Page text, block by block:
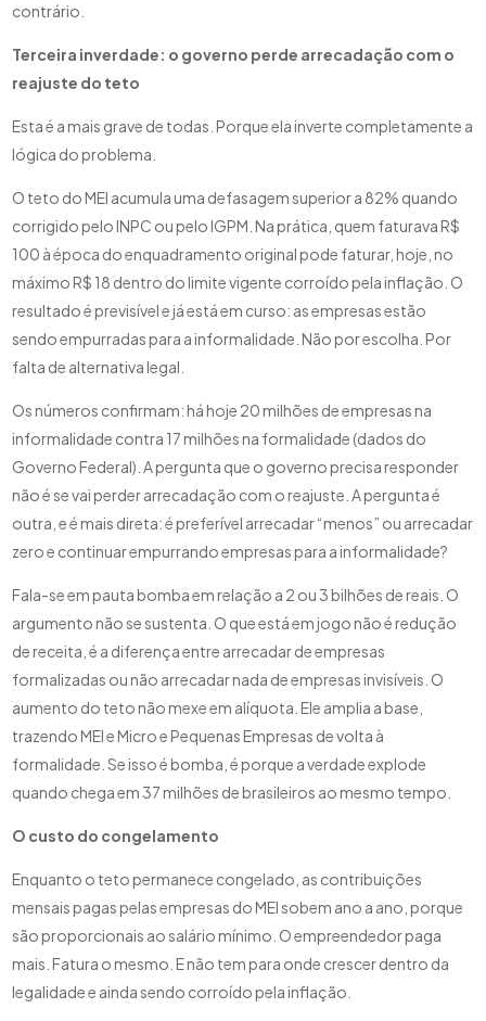
contrário.
Terceira inverdade: o governo perde arrecadação com o
reajuste do teto
Esta é a mais grave de todas. Porque ela inverte completamente a
lógica do problema.
O teto do MEI acumula uma defasagem superior a 82% quando
corrigido pelo INPC ou pelo IGPM. Na prática, quem faturava R$
100 à época do enquadramento original pode faturar, hoje, no
máximo R$ 18 dentro do limite vigente corroído pela inflação. O
resultado é previsível e já está em curso: as empresas estão
sendo empurradas para a informalidade. Não por escolha. Por
falta de alternativa legal.
Os números confirmam: há hoje 20 milhões de empresas na
informalidade contra 17 milhões na formalidade (dados do
Governo Federal). A pergunta que o governo precisa responder
não é se vai perder arrecadação com o reajuste. A pergunta é
outra, e é mais direta: é preferível arrecadar “menos” ou arrecadar
zero e continuar empurrando empresas para a informalidade?
Fala-se em pauta bomba em relação a 2 ou 3 bilhões de reais. O
argumento não se sustenta. O que está em jogo não é redução
de receita, é a diferença entre arrecadar de empresas
formalizadas ou não arrecadar nada de empresas invisíveis. O
aumento do teto não mexe em alíquota. Ele amplia a base,
trazendo MEI e Micro e Pequenas Empresas de volta à
formalidade. Se isso é bomba, é porque a verdade explode
quando chega em 37 milhões de brasileiros ao mesmo tempo.
O custo do congelamento
Enquanto o teto permanece congelado, as contribuições
mensais pagas pelas empresas do MEI sobem ano a ano, porque
são proporcionais ao salário mínimo. O empreendedor paga
mais. Fatura o mesmo. E não tem para onde crescer dentro da
legalidade e ainda sendo corroído pela inflação.